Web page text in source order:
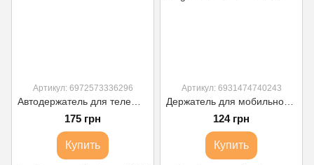
Артикул: 6972573336296
175 грн
Купить
Артикул: 6931474740243
124 грн
Купить